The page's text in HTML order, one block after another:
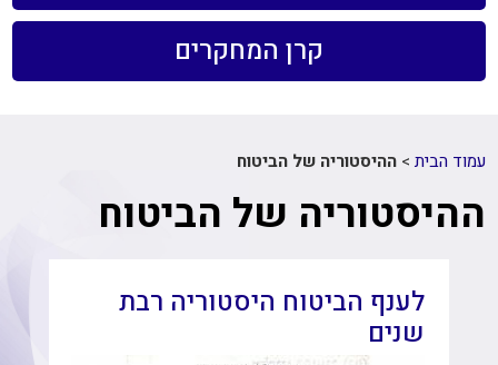
קרן המחקרים
עמוד הבית >ההיסטוריה של הביטוח
ההיסטוריה של הביטוח
לענף הביטוח היסטוריה רבת
שנים